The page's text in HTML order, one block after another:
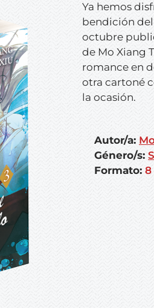
Ya hemos
bendición
octubre
de Mo Xiang
romance en
otra cartoné
la ocasión.
Autor/a:
Género/s:
Formato: 8